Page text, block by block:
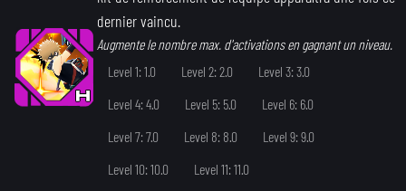
dernier vaincu.
Augmente le nombre max. d'activations en gagnant un niveau.
Level 1: 1.0
Level 2: 2.0
Level 3: 3.0
Level 4: 4.0
Level 5: 5.0
Level 6: 6.0
Level 7: 7.0
Level 8: 8.0
Level 9: 9.0
Level 10: 10.0
Level 11: 11.0